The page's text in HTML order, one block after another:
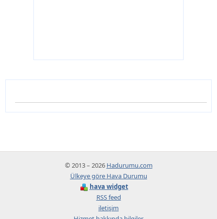
© 2013 – 2026 Hadurumu.com
Ülkeye göre Hava Durumu
hava widget
RSS feed
iletişim